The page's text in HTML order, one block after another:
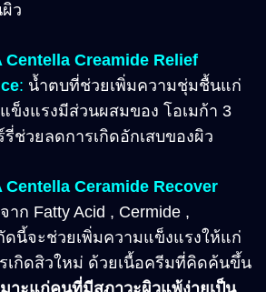
ว
Centella Creamide Relief
: น้ำตบที่ช่วยเพิ่มความชุ่มชื้นแก่
ข็งแรงมีส่วนผสมของ โอเมก้า 3
รี่ช่วยลดการเกิดอักเสบของผิว
Centella Ceramide Recover
าก Fatty Acid , Cermide ,
ดนี้จะช่วยเพิ่มความแข็งแรงให้แก่
เกิดสิวใหม่ ด้วยเนื้อครีมที่คิดค้นขึ้น